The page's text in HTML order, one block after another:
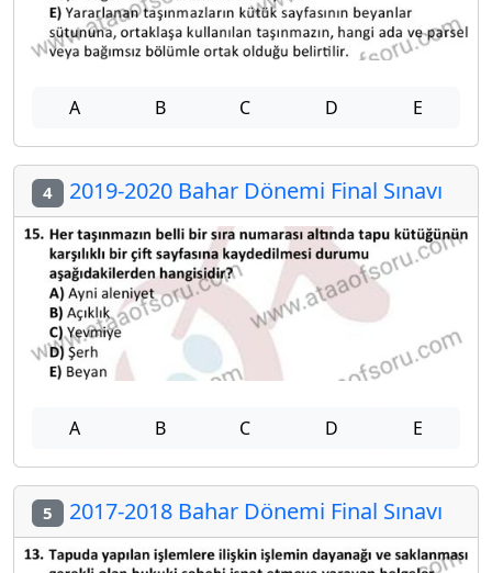
A B C D E
4 2019-2020 Bahar Dönemi Final Sınavı
A B C D E
5 2017-2018 Bahar Dönemi Final Sınavı